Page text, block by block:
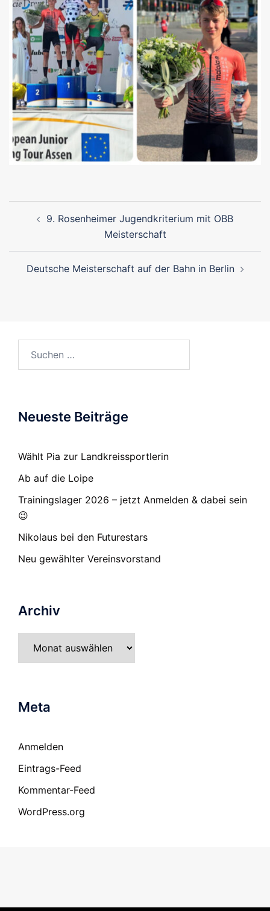
9. Rosenheimer Jugendkriterium mit OBB
Meisterschaft
Deutsche Meisterschaft auf der Bahn in Berlin
Neueste Beiträge
Wählt Pia zur Landkreissportlerin
Ab auf die Loipe
Trainingslager 2026 – jetzt Anmelden & dabei sein
😉
Nikolaus bei den Futurestars
Neu gewählter Vereinsvorstand
Archiv
Meta
Anmelden
Eintrags-Feed
Kommentar-Feed
WordPress.org